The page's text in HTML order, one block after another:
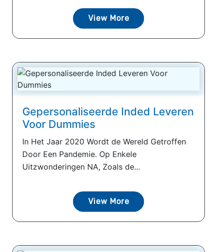
View More
Gepersonaliseerde Inded Leveren
Voor Dummies
In Het Jaar 2020 Wordt de Wereld Getroffen
Door Een Pandemie. Op Enkele
Uitzwonderingen NA, Zoals de...
View More